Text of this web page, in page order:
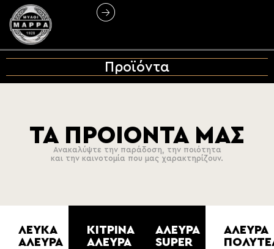
Προϊόντα
ΤΑ ΠΡΟΙΟΝΤΑ ΜΑΣ
Ανακαλύψτε την παράδοση, την ποιότητα
και την καινοτομία που μας χαρακτηρίζουν.
ΛΕΥΚΑ
ΑΛΕΥΡΑ
ΚΙΤΡΙΝΑ
ΑΛΕΥΡΑ
ΑΛΕΥΡΑ
SUPER
ΑΛΕΥΡΑ